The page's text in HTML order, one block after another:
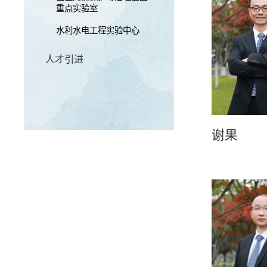
重点实验室
水利水电工程实验中心
人才引进
谢果